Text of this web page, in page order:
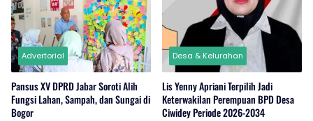
Advertorial
Pansus XV DPRD Jabar Soroti Alih
Fungsi Lahan, Sampah, dan Sungai di
Bogor
Desa & Kelurahan
Lis Yenny Apriani Terpilih Jadi
Keterwakilan Perempuan BPD Desa
Ciwidey Periode 2026-2034